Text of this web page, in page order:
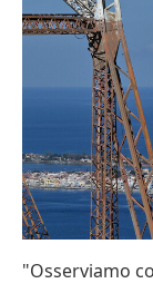
"Osserviamo